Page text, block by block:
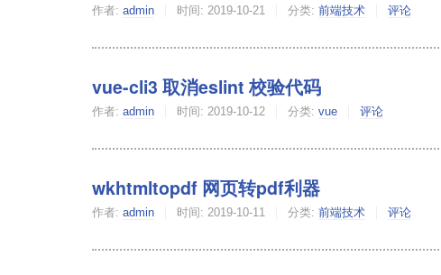
作者: admin 时间: 2019-10-21 分类: 前端技术 评论
vue-cli3 取消eslint 校验代码
作者: admin 时间: 2019-10-12 分类: vue 评论
wkhtmltopdf 网页转pdf利器
作者: admin 时间: 2019-10-11 分类: 前端技术 评论